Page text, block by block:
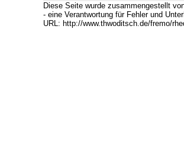
Diese Seite wurde zusammengestellt
- eine Verantwortung für Fehler und
URL: http://www.thwoditsch.de/fremo/